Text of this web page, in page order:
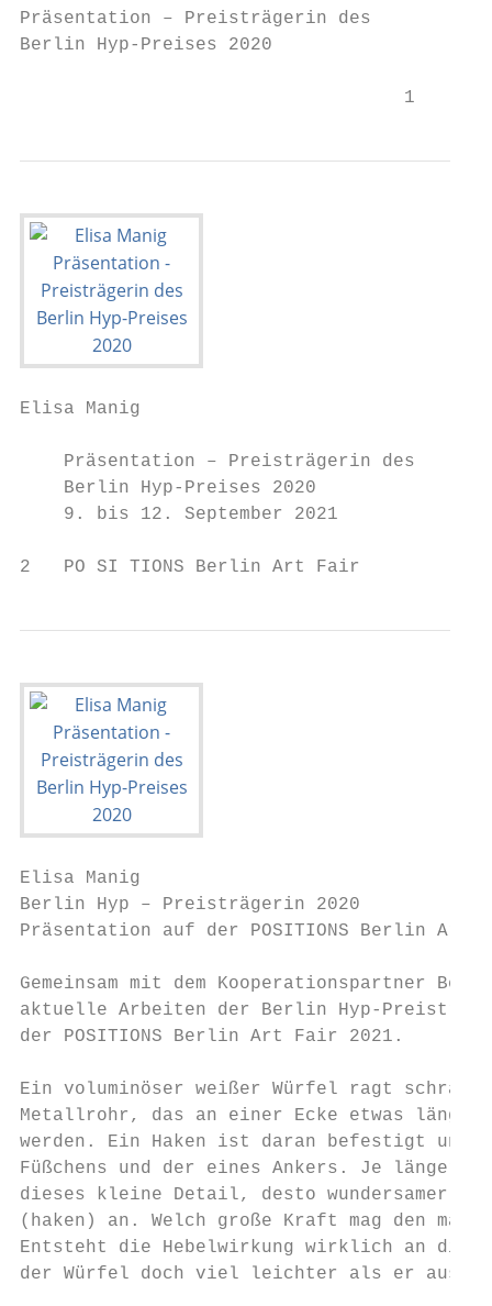
Präsentation – Preisträgerin des
Berlin Hyp-Preises 2020
                                   1
Elisa Manig
    Präsentation – Preisträgerin des
    Berlin Hyp-Preises 2020
    9. bis 12. September 2021
2   PO SI TIONS Berlin Art Fair
Elisa Manig
Berlin Hyp – Preisträgerin 2020
Präsentation auf der POSITIONS
Gemeinsam mit dem Kooperationspartner
aktuelle Arbeiten der Berlin Hyp-
der POSITIONS Berlin Art Fair 2021.
Ein voluminöser weißer Würfel ragt schräg
Metallrohr, das an einer Ecke etwas länger
werden. Ein Haken ist daran befestigt und
Füßchens und der eines Ankers. Je
dieses kleine Detail, desto wundersamer
(haken) an. Welch große Kraft mag den
Entsteht die Hebelwirkung wirklich an
der Würfel doch viel leichter als er